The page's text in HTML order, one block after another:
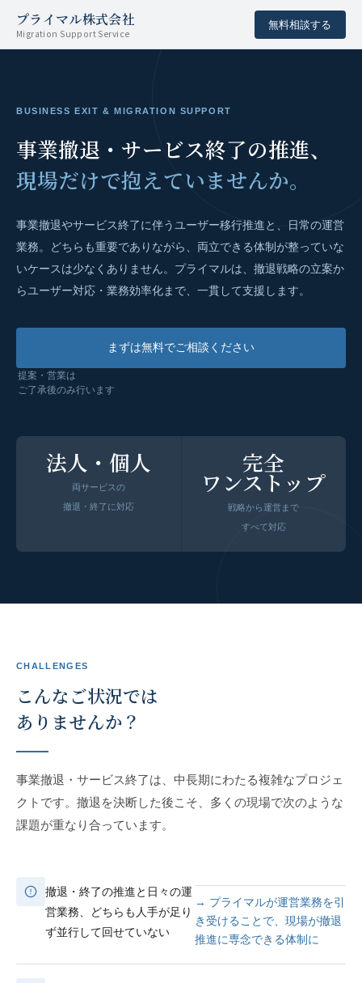
プライマル株式会社
Migration Support Service
無料相談する
BUSINESS EXIT & MIGRATION SUPPORT
事業撤退・サービス終了の推進、
現場だけで抱えていませんか。
事業撤退やサービス終了に伴うユーザー移行推進と、日常の運営
業務。どちらも重要でありながら、両立できる体制が整っていな
いケースは少なくありません。プライマルは、撤退戦略の立案か
らユーザー対応・業務効率化まで、一貫して支援します。
まずは無料でご相談ください
提案・営業は
ご了承後のみ行います
法人・個人
両サービスの
撤退・終了に対応
完全
ワンストップ
戦略から運営まで
すべて対応
CHALLENGES
こんなご状況では
ありませんか？
事業撤退・サービス終了は、中長期にわたる複雑なプロジェ
クトです。撤退を決断した後こそ、多くの現場で次のような
課題が重なり合っています。
撤退・終了の推進と日々の運
営業務、どちらも人手が足り
ず並行して回せていない
→ プライマルが運営業務を引
き受けることで、現場が撤退
推進に専念できる体制に